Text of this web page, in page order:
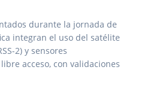
durante la jornada de
integran el uso del satélite
2) y sensores
acceso, con validaciones